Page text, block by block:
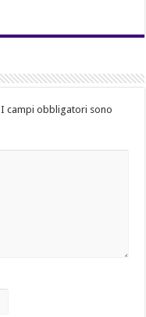
I campi obbligatori sono